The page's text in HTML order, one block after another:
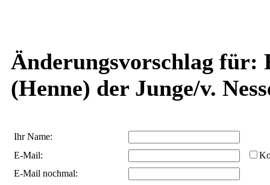
Änderungsvorschlag für:
(Henne) der Junge/v.
Ihr Name:
E-Mail:
E-Mail nochmal: